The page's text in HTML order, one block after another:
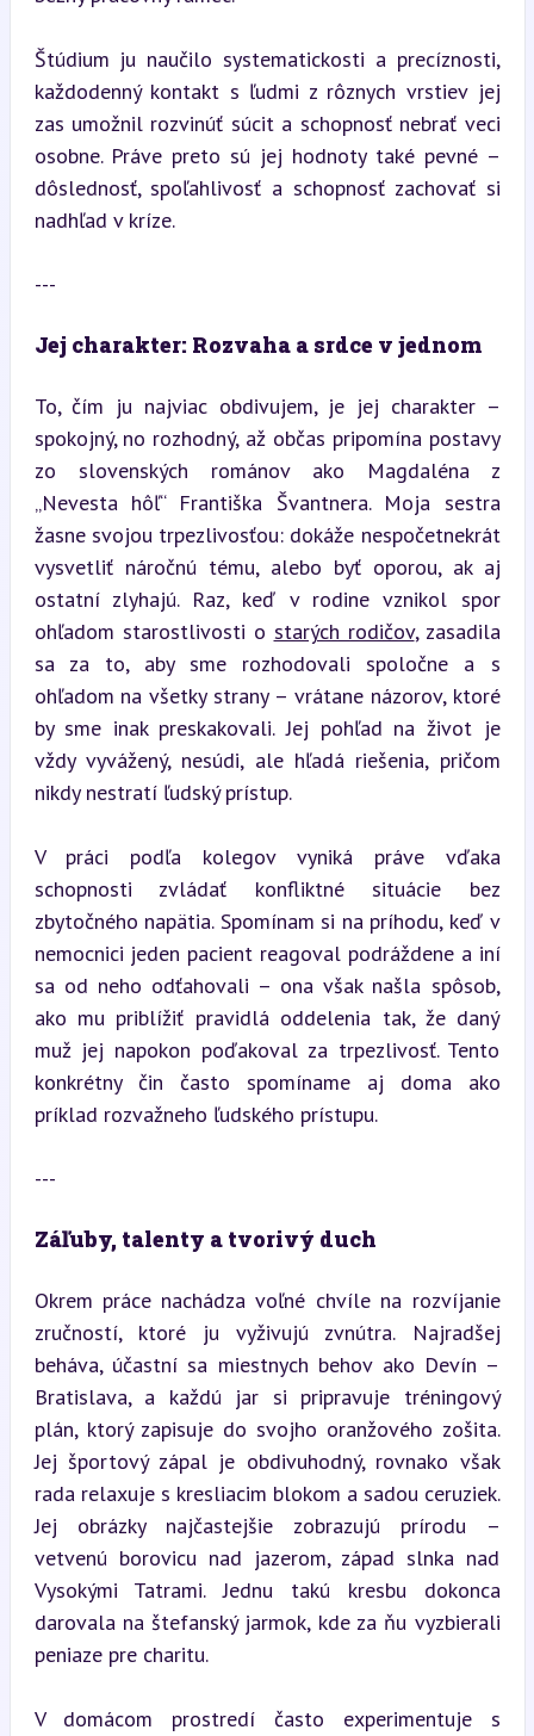
Štúdium ju naučilo systematickosti a precíznosti,
každodenný kontakt s ľudmi z rôznych vrstiev jej
zas umožnil rozvinúť súcit a schopnosť nebrať veci
osobne. Práve preto sú jej hodnoty také pevné –
dôslednosť, spoľahlivosť a schopnosť zachovať si
nadhľad v kríze.
---
Jej charakter: Rozvaha a srdce v jednom
To, čím ju najviac obdivujem, je jej charakter –
spokojný, no rozhodný, až občas pripomína postavy
zo slovenských románov ako Magdaléna z
„Nevesta hôľ“ Františka Švantnera. Moja sestra
žasne svojou trpezlivosťou: dokáže nespočetnekrát
vysvetliť náročnú tému, alebo byť oporou, ak aj
ostatní zlyhajú. Raz, keď v rodine vznikol spor
ohľadom starostlivosti o starých rodičov, zasadila
sa za to, aby sme rozhodovali spoločne a s
ohľadom na všetky strany – vrátane názorov, ktoré
by sme inak preskakovali. Jej pohľad na život je
vždy vyvážený, nesúdi, ale hľadá riešenia, pričom
nikdy nestratí ľudský prístup.
V práci podľa kolegov vyniká práve vďaka
schopnosti zvládať konfliktné situácie bez
zbytočného napätia. Spomínam si na príhodu, keď v
nemocnici jeden pacient reagoval podráždene a iní
sa od neho odťahovali – ona však našla spôsob,
ako mu priblížiť pravidlá oddelenia tak, že daný
muž jej napokon poďakoval za trpezlivosť. Tento
konkrétny čin často spomíname aj doma ako
príklad rozvažneho ľudského prístupu.
---
Záľuby, talenty a tvorivý duch
Okrem práce nachádza voľné chvíle na rozvíjanie
zručností, ktoré ju vyživujú zvnútra. Najradšej
beháva, účastní sa miestnych behov ako Devín –
Bratislava, a každú jar si pripravuje tréningový
plán, ktorý zapisuje do svojho oranžového zošita.
Jej športový zápal je obdivuhodný, rovnako však
rada relaxuje s kresliacim blokom a sadou ceruziek.
Jej obrázky najčastejšie zobrazujú prírodu –
vetvenú borovicu nad jazerom, západ slnka nad
Vysokými Tatrami. Jednu takú kresbu dokonca
darovala na štefanský jarmok, kde za ňu vyzbierali
peniaze pre charitu.
V domácom prostredí často experimentuje s